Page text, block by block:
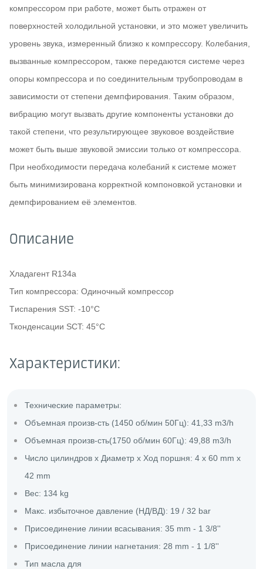
компрессором при работе, может быть отражен от
поверхностей холодильной установки, и это может увеличить
уровень звука, измеренный близко к компрессору. Колебания,
вызванные компрессором, также передаются системе через
опоры компрессора и по соединительным трубопроводам в
зависимости от степени демпфирования. Таким образом,
вибрацию могут вызвать другие компоненты установки до
такой степени, что результирующее звуковое воздействие
может быть выше звуковой эмиссии только от компрессора.
При необходимости передача колебаний к системе может
быть минимизирована корректной компоновкой установки и
демпфированием её элементов.
Описание
Хладагент R134a
Тип компрессора: Одиночный компрессор
Tиспарения SST: -10°C
Тконденсации SCT: 45°C
Характеристики:
Технические параметры:
Объемная произв-сть (1450 об/мин 50Гц): 41,33 m3/h
Объемная произв-сть(1750 об/мин 60Гц): 49,88 m3/h
Число цилиндров х Диаметр х Ход поршня: 4 x 60 mm x
42 mm
Вес: 134 kg
Макс. избыточное давление (НД/ВД): 19 / 32 bar
Присоединение линии всасывания: 35 mm - 1 3/8''
Присоединение линии нагнетания: 28 mm - 1 1/8''
Тип масла для